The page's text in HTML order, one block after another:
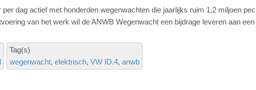
dag actief met honderden wegenwachten die jaarlijks ruim 1,2 miljoen
van het werk wil de ANWB Wegenwacht een bijdrage leveren aan
Tag(s)
wegenwacht elektrisch VW ID.4 anwb